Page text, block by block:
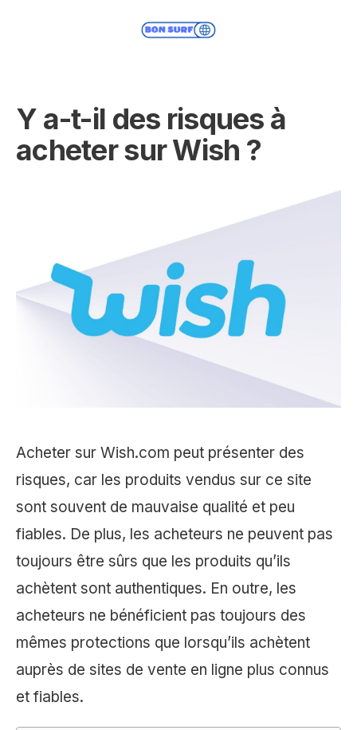
Y a-t-il des risques à
acheter sur Wish ?
Acheter sur Wish.com peut présenter des
risques, car les produits vendus sur ce site
sont souvent de mauvaise qualité et peu
fiables. De plus, les acheteurs ne peuvent pas
toujours être sûrs que les produits qu’ils
achètent sont authentiques. En outre, les
acheteurs ne bénéficient pas toujours des
mêmes protections que lorsqu’ils achètent
auprès de sites de vente en ligne plus connus
et fiables.